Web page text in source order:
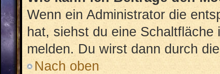
Wenn ein Administrator die
hat, siehst du eine
melden. Du wirst dann durch
Nach oben